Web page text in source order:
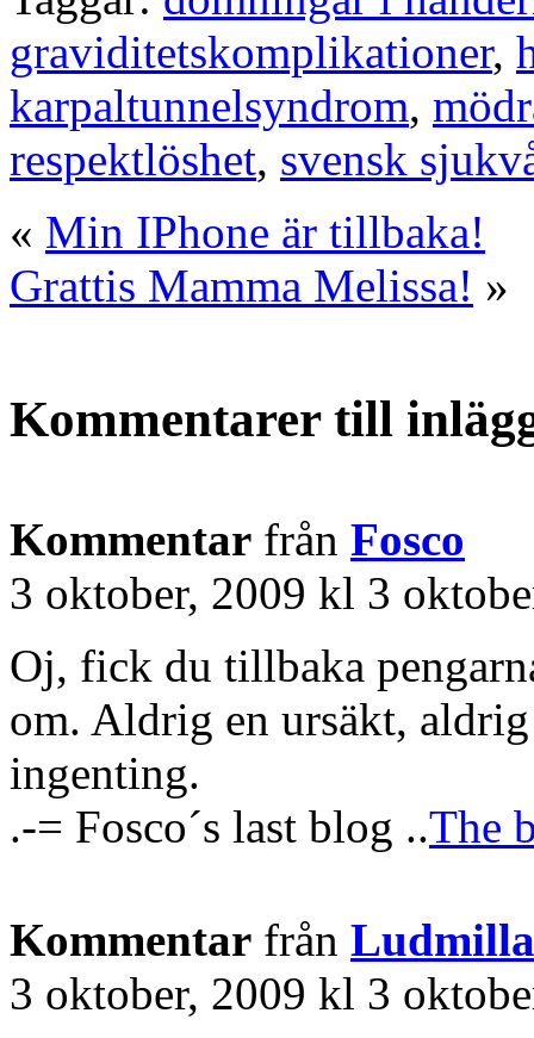
graviditetskomplikationer,
karpaltunnelsyndrom,
respektlöshet, svensk
« Min IPhone är tillbaka!
Grattis Mamma Melissa! »
Kommentarer till
Kommentar från Fosco
3 oktober, 2009 kl 3
Oj, fick du tillbaka
om. Aldrig en ursäkt,
ingenting.
.-= Fosco´s last blog ..The
Kommentar från Ludmilla
3 oktober, 2009 kl 3